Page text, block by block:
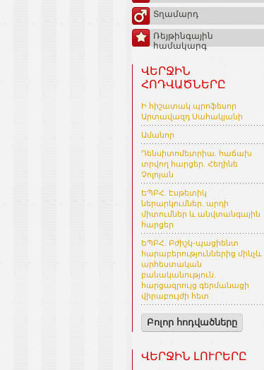
Տղամարդ
Ռեյթինգային
համակարգ
ՎԵՐՋԻՆ
ՀՈԴՎԱԾՆԵՐԸ
Ի հիշատակ պրոֆեսոր
Արտավազդ Սահակյանի
Ամանոր
Դենսիտոմետրիա. հաճախ
տրվող հարցեր. Հեղինե
Չոլոյան
ԵՊԲՀ. Էսթետիկ
ներարկումներ. արդի
միտումներ և անվտանգային
հարցեր
ԵՊԲՀ. Բժիշկ-պացիենտ
հարաբերություններից մինչև
արհեստական
բանականություն.
հարցազրույց գերմանացի
վիրաբույժի հետ
Բոլոր հոդվածները
ՎԵՐՋԻՆ ԼՈՒՐԵՐԸ